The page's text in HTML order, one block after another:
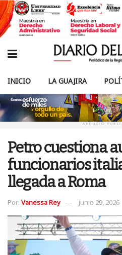
INICIO LA GUAJIRA
ANUNCIO
Petro cuestiona
funcionarios
llegada a Roma
Por: Vanessa Rey junio 29, 2026